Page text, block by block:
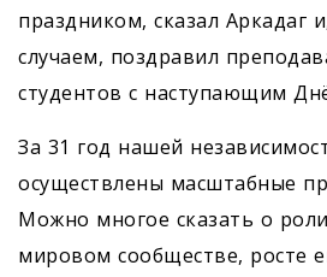
праздником, сказал Аркадаг
случаем, поздравил
студентов с наступающим
За 31 год нашей
осуществлены масштабные
Можно многое сказать о
мировом сообществе, росте